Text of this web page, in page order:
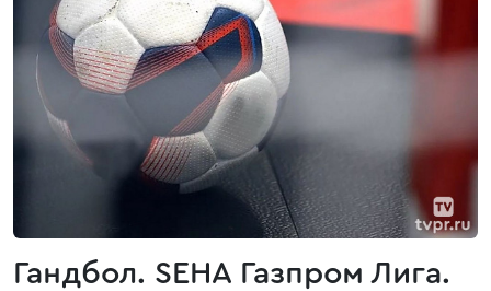
Гандбол. SEHA Газпром Лига.